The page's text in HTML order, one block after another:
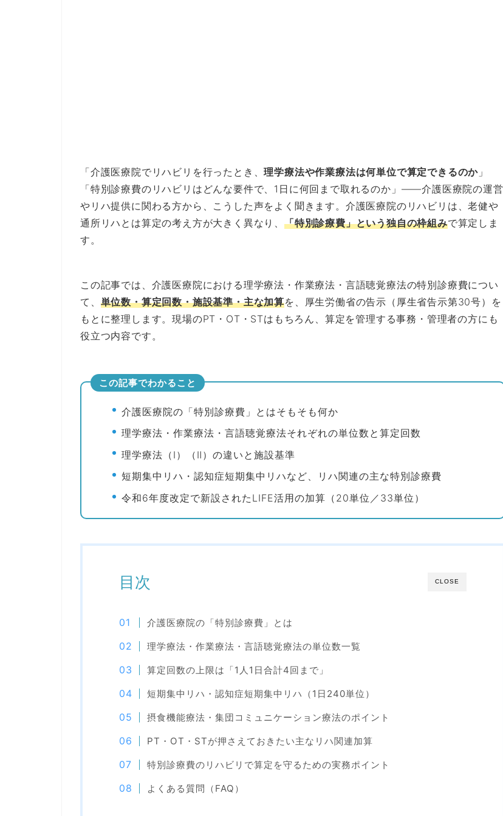
「介護医療院でリハビリを行ったとき、理学療法や作業療法は何単位で算定できるのか 」
「特別診療費のリハビリはどんな要件で、1日に何回まで取れるのか」——介護医療院の運営
やリハ提供に関わる方から、こうした声をよく聞きます。介護医療院のリハビリは、老健や
通所リハとは算定の考え方が大きく異なり、 「特別診療費」という独自の枠組みで算定しま
す。
この記事では、介護医療院における理学療法・作業療法・言語聴覚療法の特別診療費につい
て、 単位数・算定回数・施設基準・主な加算を、厚生労働省の告示（厚生省告示第30号）を
もとに整理します。現場のPT・OT・STはもちろん、算定を管理する事務・管理者の方にも
役立つ内容です。
この記事でわかること
介護医療院の「特別診療費」とはそもそも何か
理学療法・作業療法・言語聴覚療法それぞれの単位数と算定回数
理学療法（Ⅰ）（Ⅱ）の違いと施設基準
短期集中リハ・認知症短期集中リハなど、リハ関連の主な特別診療費
令和6年度改定で新設されたLIFE活用の加算（20単位／33単位）
CLOSE
目次
介護医療院の「特別診療費」とは
理学療法・作業療法・言語聴覚療法の単位数一覧
算定回数の上限は「1人1日合計4回まで」
短期集中リハ・認知症短期集中リハ（1日240単位）
摂食機能療法・集団コミュニケーション療法のポイント
PT・OT・STが押さえておきたい主なリハ関連加算
特別診療費のリハビリで算定を守るための実務ポイント
よくある質問（FAQ）